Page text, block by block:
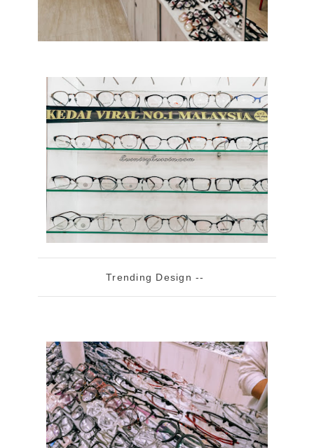
Trending Design --